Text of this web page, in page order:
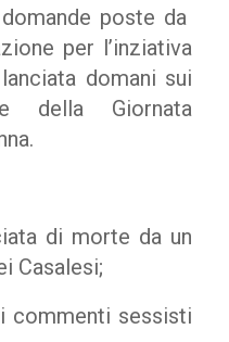
poste da
per l’inziativa
domani sui
della Giornata
di morte da un
Casalesi;
commenti sessisti